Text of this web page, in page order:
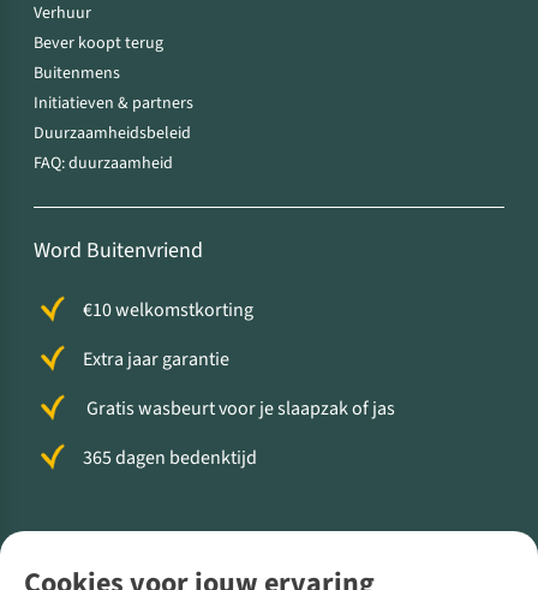
Verhuur
Bever koopt terug
Buitenmens
Initiatieven & partners
Duurzaamheidsbeleid
FAQ: duurzaamheid
Word Buitenvriend
€10 welkomstkorting
Extra jaar garantie
Gratis wasbeurt voor je slaapzak of jas
365 dagen bedenktijd